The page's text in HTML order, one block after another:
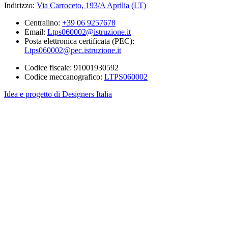
Indirizzo: Via Carroceto, 193/A Aprilia (LT)
Centralino: +39 06 9257678
Email: Ltps060002@istruzione.it
Posta elettronica certificata (PEC):
Ltps060002@pec.istruzione.it
Codice fiscale: 91001930592
Codice meccanografico: LTPS060002
Idea e progetto di Designers Italia